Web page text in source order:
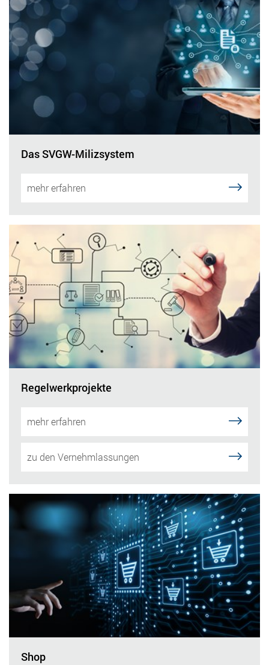
Das SVGW-Milizsystem
mehr erfahren
Regelwerkprojekte
mehr erfahren
zu den Vernehmlassungen
Shop